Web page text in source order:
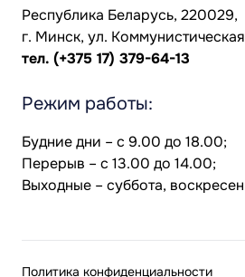
Республика Беларусь, 220029,
г. Минск, ул.
тел. (+375 17) 379-64-13
Режим работы:
Будние дни – с 9.00 до 18.00;
Перерыв – с 13.00 до 14.00;
Выходные – суббота,
Политика конфиденциальности